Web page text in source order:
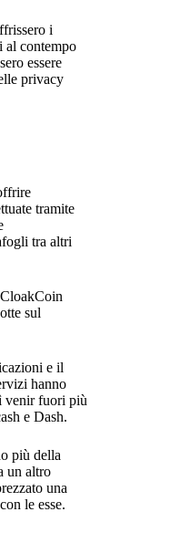
i
al contempo
essere
privacy
tramite
tra altri
sul
e il
hanno
venir fuori più
e Dash.
più della
un altro
una
le esse.